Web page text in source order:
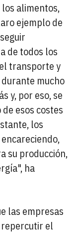
los alimentos,
ejemplo de
de todos los
transporte y
mucho
y, por eso, se
esos costes
los
su producción,
ha
las empresas
el